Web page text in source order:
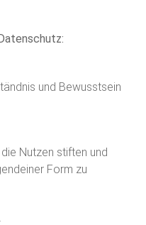
und Bewusstsein
Nutzen stiften und
Form zu